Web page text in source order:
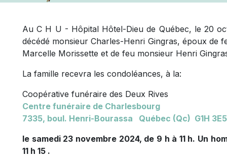
Au C H U - Hôpital Hôtel-Dieu de Québec, le 20
décédé monsieur Charles-Henri Gingras, époux de
Marcelle Morissette et de feu monsieur Henri
La famille recevra les condoléances, à la:
Coopérative funéraire des Deux Rives
Centre funéraire de Charlesbourg
7335, boul. Henri-Bourassa Québec (Qc) G1H 3E5
le samedi 23 novembre 2024, de 9 h à 11 h. Un
11 h 15 .